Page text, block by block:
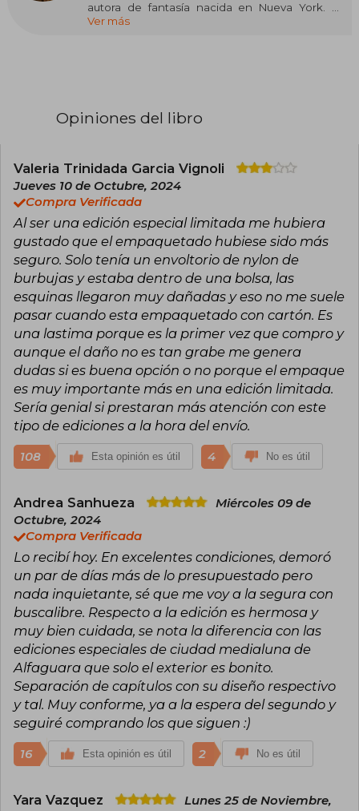
autora de fantasía nacida en Nueva York. Es
conocida por la serie Throne of Glass, iniciada
capacidad de crear mundos complejos y
contribución al género de fantasía juvenil.
Neoyorquina de nacimiento, en la actualidad
vive en Pensilvania con su marido y su perro, y
cuenta con una comunidad de más de treinta
mil seguidores en Twitter y Facebook.
Ver más
Opiniones del libro
Valeria Trinidada Garcia Vignoli
Jueves 10 de Octubre, 2024
Compra Verificada
Al ser una edición especial limitada me hubiera
gustado que el empaquetado hubiese sido más
seguro. Solo tenía un envoltorio de nylon de
burbujas y estaba dentro de una bolsa, las
esquinas llegaron muy dañadas y eso no me suele
pasar cuando esta empaquetado con cartón. Es
una lastima porque es la primer vez que compro y
aunque el daño no es tan grabe me genera
dudas si es buena opción o no porque el empaque
es muy importante más en una edición limitada.
Sería genial si prestaran más atención con este
tipo de ediciones a la hora del envío.
108 Esta opinión es útil 4 No es útil
Andrea Sanhueza
Miércoles 09 de
Octubre, 2024
Compra Verificada
Lo recibí hoy. En excelentes condiciones, demoró
un par de días más de lo presupuestado pero
nada inquietante, sé que me voy a la segura con
buscalibre. Respecto a la edición es hermosa y
muy bien cuidada, se nota la diferencia con las
ediciones especiales de ciudad medialuna de
Alfaguara que solo el exterior es bonito.
Separación de capítulos con su diseño respectivo
y tal. Muy conforme, ya a la espera del segundo y
seguiré comprando los que siguen :)
16 Esta opinión es útil 2 No es útil
Yara Vazquez
Lunes 25 de Noviembre,